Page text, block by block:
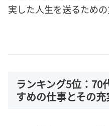
実した人生を送るための
ランキング5位：70
すめの仕事とその